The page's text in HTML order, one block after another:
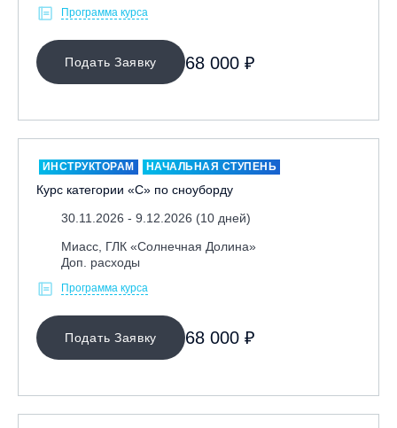
Южно-Сахалинск, СТК «Горный воздух»
Ярославль, СП «Изгиб»
ОЧИСТИТЬ ФИЛЬТР
Программа курса
Подать Заявку 68 000 ₽
ИНСТРУКТОРАМ НАЧАЛЬНАЯ СТУПЕНЬ
Курс категории «С» по сноуборду
30.11.2026 - 9.12.2026 (10 дней)
Миасс, ГЛК «Солнечная Долина»
Доп. расходы
Программа курса
Подать Заявку 68 000 ₽